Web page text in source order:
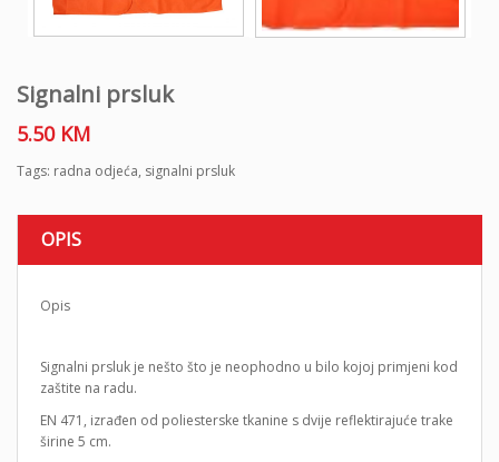
Signalni prsluk
5.50 KM
Tags: radna odjeća, signalni prsluk
OPIS
Opis
Signalni prsluk je nešto što je neophodno u bilo kojoj primjeni kod
zaštite na radu.
EN 471, izrađen od poliesterske tkanine s dvije reflektirajuće trake
širine 5 cm.